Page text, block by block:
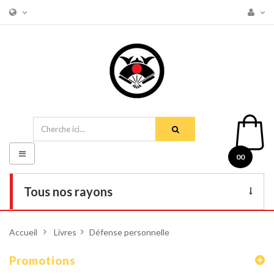
00
Tous nos rayons
Armes
Basculer
la
navigation
Accueil > Livres > Défense personnelle
Promotions